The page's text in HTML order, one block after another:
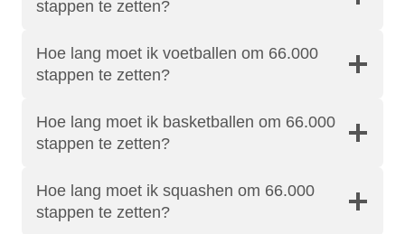
stappen te zetten?
Hoe lang moet ik voetballen om 66.000
stappen te zetten?
Hoe lang moet ik basketballen om 66.000
stappen te zetten?
Hoe lang moet ik squashen om 66.000
stappen te zetten?